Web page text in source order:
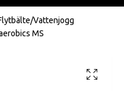
Vattenjogg
MS